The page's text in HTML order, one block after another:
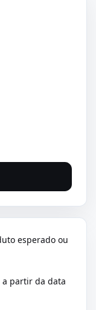
esperado ou
a partir da data